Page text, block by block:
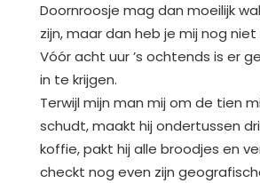
Doornroosje mag dan moeilijk
zijn, maar dan heb je mij nog
Vóór acht uur ’s ochtends is er
in te krijgen.
Terwijl mijn man mij om de tien
schudt, maakt hij ondertussen
koffie, pakt hij alle broodjes en
checkt nog even zijn